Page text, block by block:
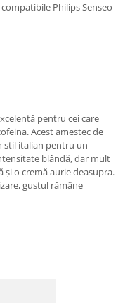
Philips Senseo
pentru cei care
Acest amestec de
stil italian pentru un
blândă, dar mult
o cremă aurie deasupra.
gustul rămâne